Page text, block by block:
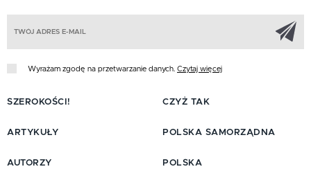
Wyrażam zgodę na przetwarzanie danych. Czytaj więcej
SZEROKOŚCI!
ARTYKUŁY
AUTORZY
CZYŻ TAK
POLSKA SAMORZĄDNA
POLSKA